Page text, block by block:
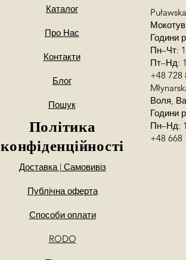
Каталог
Про Нас
Контакти
Блог
Пошук
Політика
конфіденційності
Доставка | Самовивіз
Публічна оферта
Способи оплати
RODO
Години
Пн–Чт:
Пт–Нд:
+48 728
Воля,
Години
Пн–Нд:
+48 668